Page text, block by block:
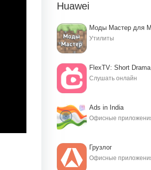
Huawei
Моды Мастер для
Утилиты
FlexTV: Short
Слушать онлайн
Ads in India
Офисные
Грузлог
Офисные